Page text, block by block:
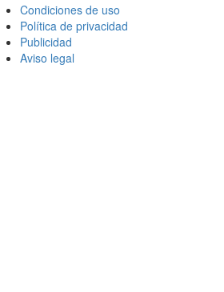
Condiciones de uso
Política de privacidad
Publicidad
Aviso legal